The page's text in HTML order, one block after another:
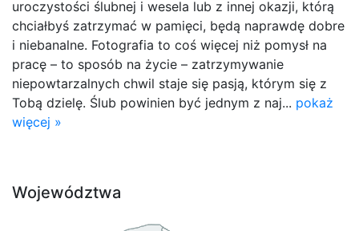
uroczystości ślubnej i wesela lub z innej okazji, którą
chciałbyś zatrzymać w pamięci, będą naprawdę dobre
i niebanalne. Fotografia to coś więcej niż pomysł na
pracę – to sposób na życie – zatrzymywanie
niepowtarzalnych chwil staje się pasją, którym się z
Tobą dzielę. Ślub powinien być jednym z naj... pokaż
więcej »
Województwa